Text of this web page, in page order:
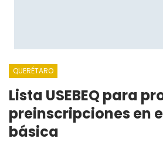
QUERÉTARO
Lista USEBEQ para
preinscripciones en
básica